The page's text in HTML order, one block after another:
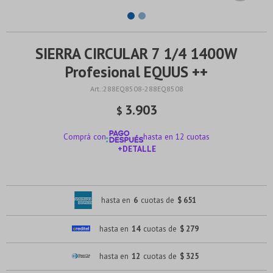
SIERRA CIRCULAR 7 1/4 1400W
Profesional EQUUS ++
288EQ8508-288EQ8508
$ 3.903
Comprá con
hasta en 12 cuotas
+DETALLE
hasta en 6 cuotas de $ 651
hasta en 14 cuotas de $ 279
hasta en 12 cuotas de $ 325